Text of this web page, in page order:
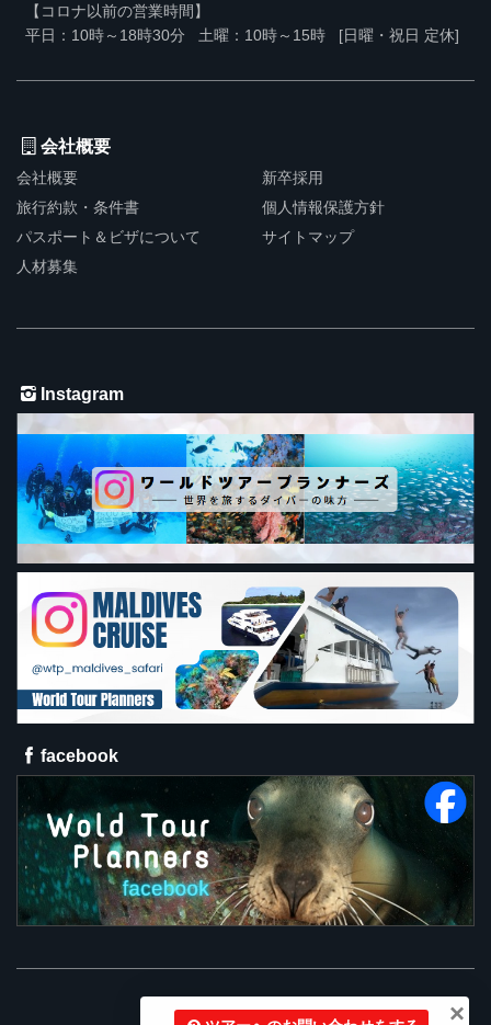
【コロナ以前の営業時間】
平日：10時～18時30分
土曜：10時～15時 [日曜・祝日 定休]
会社概要
会社概要
旅行約款・条件書
パスポート＆ビザについて
人材募集
新卒採用
個人情報保護方針
サイトマップ
Instagram
facebook
×